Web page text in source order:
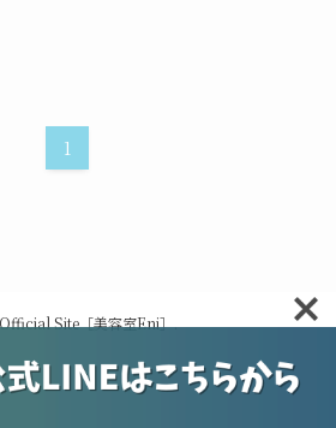
1
Site［美容室Eni］.